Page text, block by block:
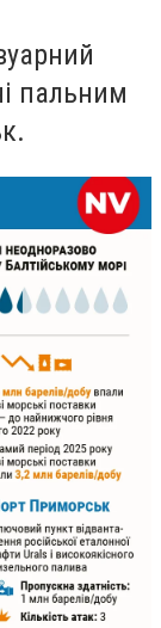
пальним